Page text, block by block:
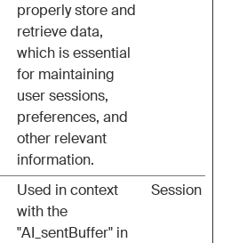
properly store and
retrieve data,
which is essential
for maintaining
user sessions,
preferences, and
other relevant
information.
Used in context
with the
"AI_sentBuffer" in
Session